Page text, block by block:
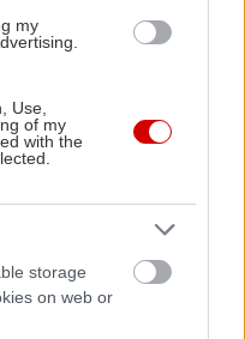
my
Use,
of my
with the
storage
on web or